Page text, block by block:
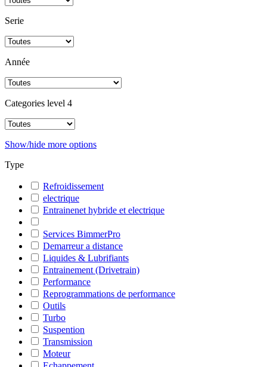
Serie
Année
Categories level 4
Show/hide more options
Type
Refroidissement
electrique
Entrainenet hybride et electrique
Services BimmerPro
Demarreur a distance
Liquides & Lubrifiants
Entrainement (Drivetrain)
Performance
Reprogrammations de performance
Outils
Turbo
Suspention
Transmission
Moteur